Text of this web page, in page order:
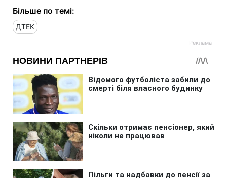
Більше по темі:
ДТЕК